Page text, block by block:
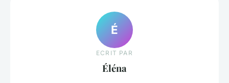
É
ECRIT PAR
Éléna